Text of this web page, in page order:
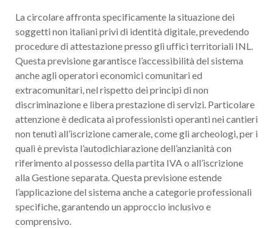
La circolare affronta specificamente la situazione dei
soggetti non italiani privi di identità digitale, prevedendo
procedure di attestazione presso gli uffici territoriali INL.
Questa previsione garantisce l’accessibilità del sistema
anche agli operatori economici comunitari ed
extracomunitari, nel rispetto dei principi di non
discriminazione e libera prestazione di servizi. Particolare
attenzione è dedicata ai professionisti operanti nei cantieri
non tenuti all’iscrizione camerale, come gli archeologi, per i
quali è prevista l’autodichiarazione dell’anzianità con
riferimento al possesso della partita IVA o all’iscrizione
alla Gestione separata. Questa previsione estende
l’applicazione del sistema anche a categorie professionali
specifiche, garantendo un approccio inclusivo e
comprensivo.